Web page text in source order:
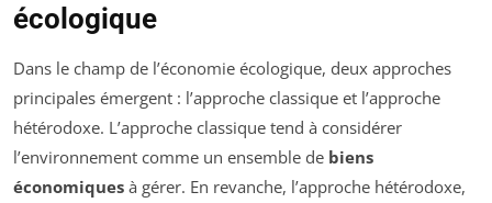
écologique
Dans le champ de l’économie écologique, deux approches
principales émergent : l’approche classique et l’approche
hétérodoxe. L’approche classique tend à considérer
l’environnement comme un ensemble de biens
économiques à gérer. En revanche, l’approche hétérodoxe,